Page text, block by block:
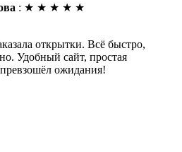
: ★ ★ ★ ★ ★
открытки. Всё быстро,
Удобный сайт, простая
превзошёл ожидания!